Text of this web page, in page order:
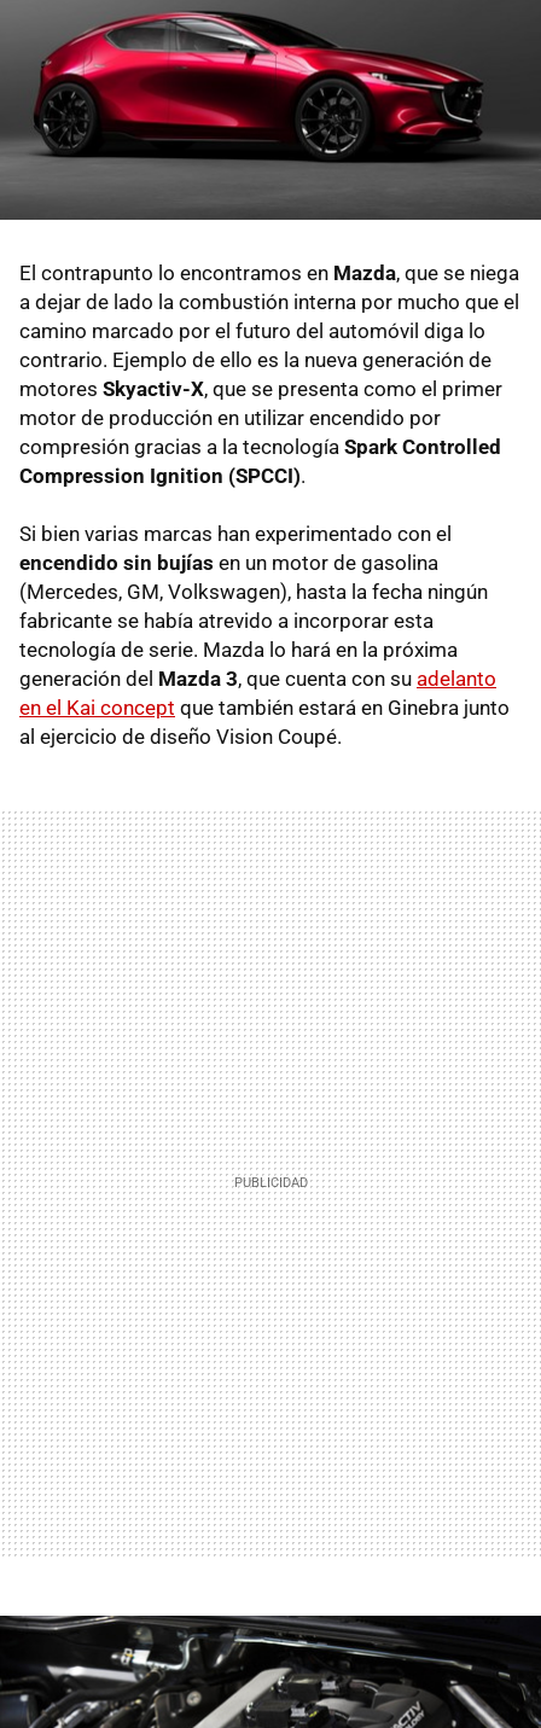
El contrapunto lo encontramos en Mazda, que se niega
a dejar de lado la combustión interna por mucho que el
camino marcado por el futuro del automóvil diga lo
contrario. Ejemplo de ello es la nueva generación de
motores Skyactiv-X, que se presenta como el primer
motor de producción en utilizar encendido por
compresión gracias a la tecnología Spark Controlled
Compression Ignition (SPCCI).
Si bien varias marcas han experimentado con el
encendido sin bujías en un motor de gasolina
(Mercedes, GM, Volkswagen), hasta la fecha ningún
fabricante se había atrevido a incorporar esta
tecnología de serie. Mazda lo hará en la próxima
generación del Mazda 3, que cuenta con su adelanto
en el Kai concept que también estará en Ginebra junto
al ejercicio de diseño Vision Coupé.